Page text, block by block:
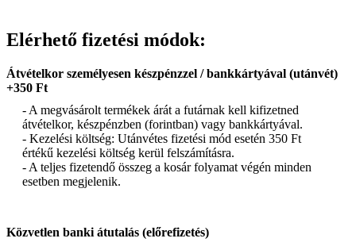
Elérhető fizetési módok:
Átvételkor személyesen készpénzzel / bankkártyával (utánvét)
+350 Ft
- A megvásárolt termékek árát a futárnak kell kifizetned
átvételkor, készpénzben (forintban) vagy bankkártyával.
- Kezelési költség: Utánvétes fizetési mód esetén 350 Ft
értékű kezelési költség kerül felszámításra.
- A teljes fizetendő összeg a kosár folyamat végén minden
esetben megjelenik.
Közvetlen banki átutalás (előrefizetés)